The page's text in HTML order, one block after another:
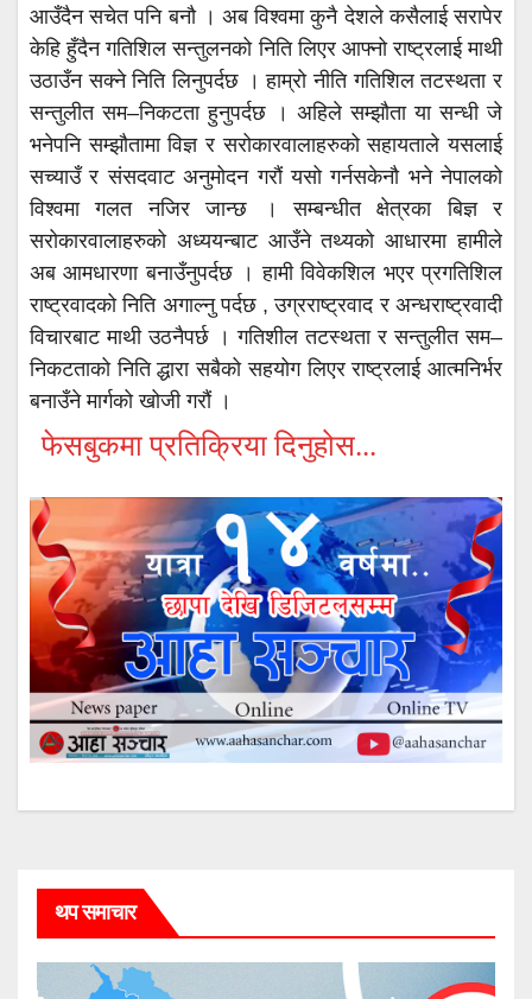
आउँदैन सचेत पनि बनौ । अब विश्वमा कुनै देशले कसैलाई सरापेर
केहि हुँदैन गतिशिल सन्तुलनको निति लिएर आफ्नो राष्ट्रलाई माथी
उठाउँन सक्ने निति लिनुपर्दछ । हाम्रो नीति गतिशिल तटस्थता र
सन्तुलीत सम–निकटता हुनुपर्दछ । अहिले सम्झौता या सन्धी जे
भनेपनि सम्झौतामा विज्ञ र सरोकारवालाहरुको सहायताले यसलाई
सच्याउँ र संसदवाट अनुमोदन गरौं यसो गर्नसकेनौ भने नेपालको
विश्वमा गलत नजिर जान्छ । सम्बन्धीत क्षेत्रका बिज्ञ र
सरोकारवालाहरुको अध्ययन्बाट आउँने तथ्यको आधारमा हामीले
अब आमधारणा बनाउँनुपर्दछ । हामी विवेकशिल भएर प्रगतिशिल
राष्ट्रवादको निति अगाल्नु पर्दछ , उग्रराष्ट्रवाद र अन्धराष्ट्रवादी
विचारबाट माथी उठनैपर्छ । गतिशील तटस्थता र सन्तुलीत सम–
निकटताको निति द्धारा सबैको सहयोग लिएर राष्ट्रलाई आत्मनिर्भर
बनाउँने मार्गको खोजी गरौं ।
फेसबुकमा प्रतिक्रिया दिनुहोस...
थप समाचार